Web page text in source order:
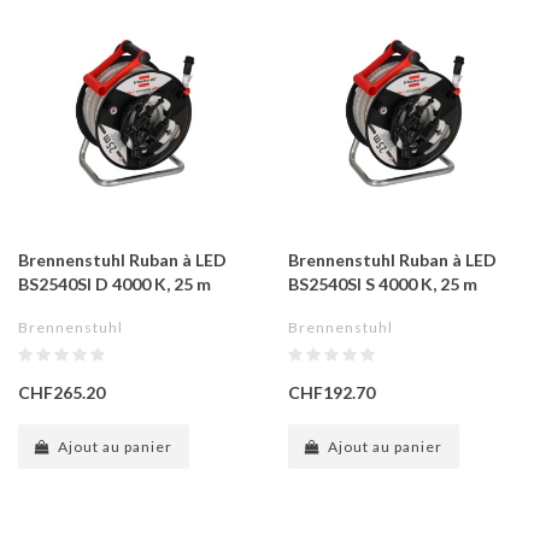
Brennenstuhl Ruban à LED
BS2540SI D 4000 K, 25 m
Brennenstuhl
CHF265.20
Ajout au panier
Brennenstuhl Ruban à LED
BS2540SI S 4000 K, 25 m
Brennenstuhl
CHF192.70
Ajout au panier